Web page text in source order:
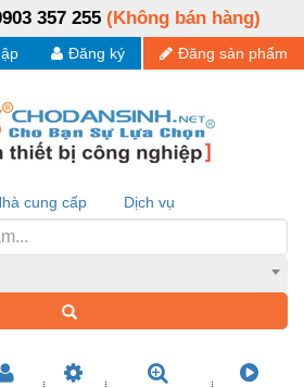
357 255 (Không bán hàng)
Đăng sản phẩm
Đăng ký
cung cấp Dịch vụ